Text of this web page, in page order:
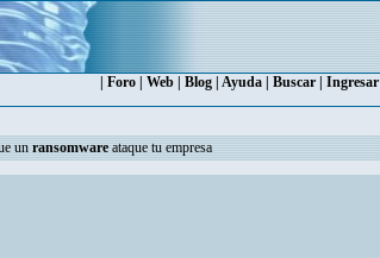
Foro Web Blog Ayuda Buscar Ingresar
un ransomware ataque tu empresa